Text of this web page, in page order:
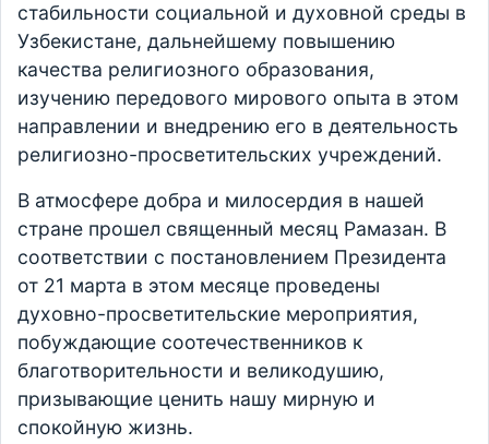
стабильности социальной и духовной среды в
Узбекистане, дальнейшему повышению
качества религиозного образования,
изучению передового мирового опыта в этом
направлении и внедрению его в деятельность
религиозно-просветительских учреждений.
В атмосфере добра и милосердия в нашей
стране прошел священный месяц Рамазан. В
соответствии с постановлением Президента
от 21 марта в этом месяце проведены
духовно-просветительские мероприятия,
побуждающие соотечественников к
благотворительности и великодушию,
призывающие ценить нашу мирную и
спокойную жизнь.